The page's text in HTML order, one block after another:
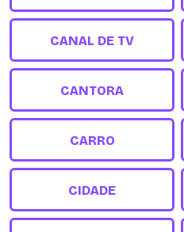
CANAL DE TV
CANTORA
CARRO
CIDADE